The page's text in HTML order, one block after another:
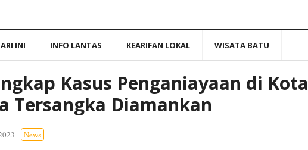
INI INFO LANTAS KEARIFAN LOKAL WISATA BATU
Kasus Penganiayaan di Kota
Tersangka Diamankan
News